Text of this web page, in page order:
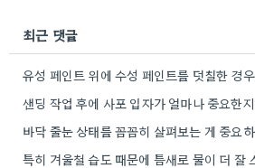
최근 댓글